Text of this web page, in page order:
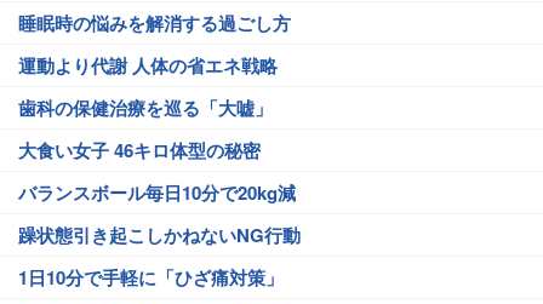
睡眠時の悩みを解消する過ごし方
運動より代謝 人体の省エネ戦略
歯科の保健治療を巡る「大嘘」
大食い女子 46キロ体型の秘密
バランスボール毎日10分で20kg減
躁状態引き起こしかねないNG行動
1日10分で手軽に「ひざ痛対策」